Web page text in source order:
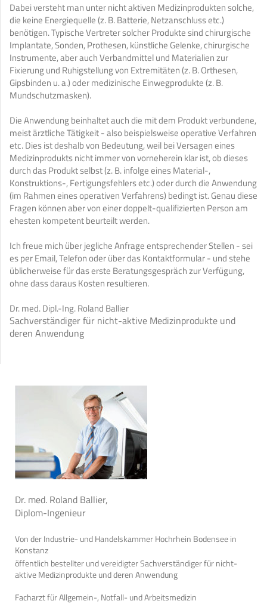
Dabei versteht man unter nicht aktiven Medizinprodukten solche,
die keine Energiequelle (z. B. Batterie, Netzanschluss etc.)
benötigen. Typische Vertreter solcher Produkte sind chirurgische
Implantate, Sonden, Prothesen, künstliche Gelenke, chirurgische
Instrumente, aber auch Verbandmittel und Materialien zur
Fixierung und Ruhigstellung von Extremitäten (z. B. Orthesen,
Gipsbinden u. a.) oder medizinische Einwegprodukte (z. B.
Mundschutzmasken).
Die Anwendung beinhaltet auch die mit dem Produkt verbundene,
meist ärztliche Tätigkeit - also beispielsweise operative Verfahren
etc. Dies ist deshalb von Bedeutung, weil bei Versagen eines
Medizinprodukts nicht immer von vorneherein klar ist, ob dieses
durch das Produkt selbst (z. B. infolge eines Material-,
Konstruktions-, Fertigungsfehlers etc.) oder durch die Anwendung
(im Rahmen eines operativen Verfahrens) bedingt ist. Genau diese
Fragen können aber von einer doppelt-qualifizierten Person am
ehesten kompetent beurteilt werden.
Ich freue mich über jegliche Anfrage entsprechender Stellen - sei
es per Email, Telefon oder über das Kontaktformular - und stehe
üblicherweise für das erste Beratungsgespräch zur Verfügung,
ohne dass daraus Kosten resultieren.
Dr. med. Dipl.-Ing. Roland Ballier
Sachverständiger für nicht-aktive Medizinprodukte und
deren Anwendung
Dr. med. Roland Ballier,
Diplom-Ingenieur
Von der Industrie- und Handelskammer Hochrhein Bodensee in
Konstanz
öffentlich bestellter und vereidigter Sachverständiger für nicht-
aktive Medizinprodukte und deren Anwendung
Facharzt für Allgemein-, Notfall- und Arbeitsmedizin